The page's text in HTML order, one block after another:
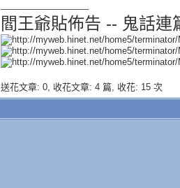
閻王爺貼佈告 -- 鬼話連
送花文章: 0, 收花文章: 4 篇, 收花: 15 次